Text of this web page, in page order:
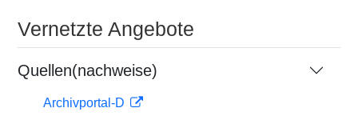
Vernetzte Angebote
Quellen(nachweise)
Archivportal-D